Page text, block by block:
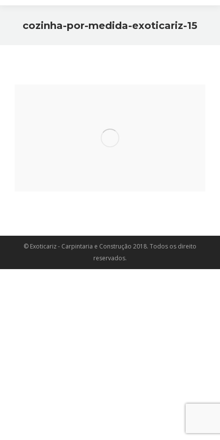
cozinha-por-medida-exoticariz-15
© Exoticariz - Carpintaria e Construção 2018. Todos os direito
reservados.